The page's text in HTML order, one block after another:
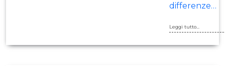
differenze…
Leggi tutto...